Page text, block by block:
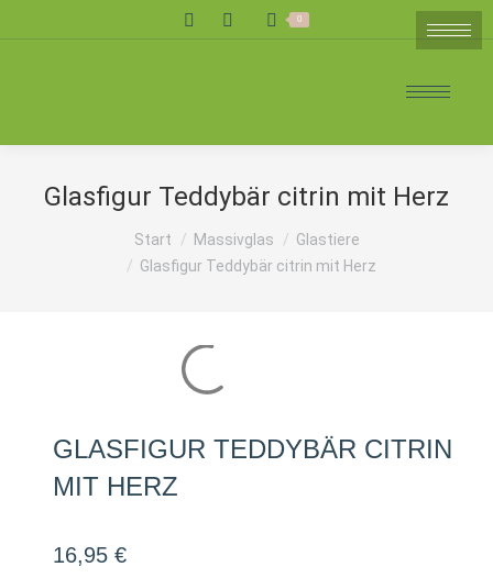
Search: 0
Glasfigur Teddybär citrin mit Herz
Sie befinden sich hier:
Start Massivglas
Glastiere
Glasfigur Teddybär citrin mit Herz
GLASFIGUR TEDDYBÄR CITRIN
MIT HERZ
16,95 €